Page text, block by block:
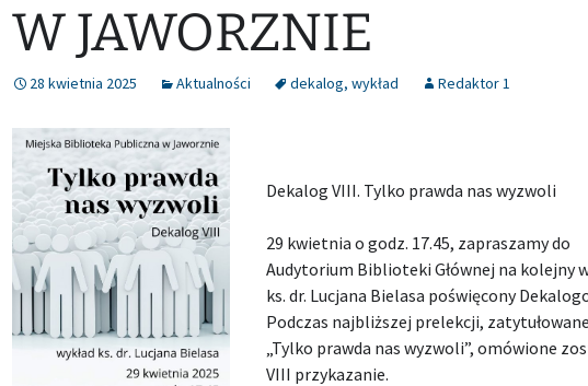
W JAWORZNIE
28 kwietnia 2025 Aktualności dekalog, wykład Redaktor 1
Dekalog VIII. Tylko prawda nas wyzwoli
29 kwietnia o godz. 17.45, zapraszamy do
Audytorium Biblioteki Głównej na kolejny
ks. dr. Lucjana Bielasa poświęcony
Podczas najbliższej prelekcji,
„Tylko prawda nas wyzwoli”, omówione
VIII przykazanie.